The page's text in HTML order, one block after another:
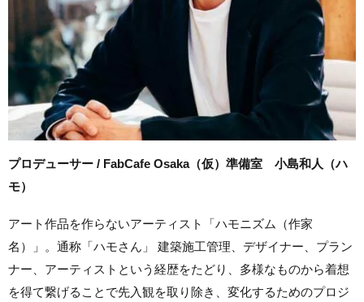
プロデューサー / FabCafe Osaka（仮）準備室 小島和人（ハ
モ）
アート作品を作らないアーティスト「ハモニズム（作家
名）」。通称「ハモさん」 建築施工管理、デザイナー、プラン
ナー、アーティストという経歴をたどり、多様なものから着想
を得て繋げることで先入観を取り除き、変化するためのプロジ